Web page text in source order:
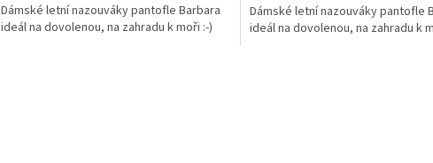
Dámské letní nazouváky pantofle Barbara
ideál na dovolenou, na zahradu k moři :-)
Dámské letní nazouváky pantofle
ideál na dovolenou, na zahradu k